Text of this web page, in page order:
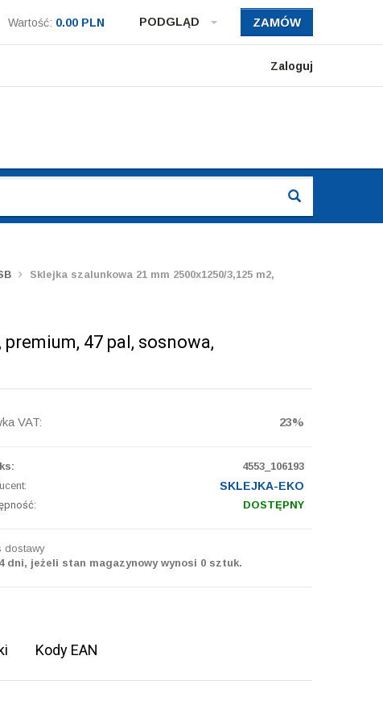
Wartość: 0.00 PLN PODGLĄD ZAMÓW
Zaloguj
Sklejka szalunkowa 21 mm 2500x1250/3,125 m2,
47 pal, sosnowa,
VAT: 23%
4553_106193
SKLEJKA-EKO
DOSTĘPNY
dostawy
dni, jeżeli stan magazynowy wynosi 0 sztuk.
Kody EAN